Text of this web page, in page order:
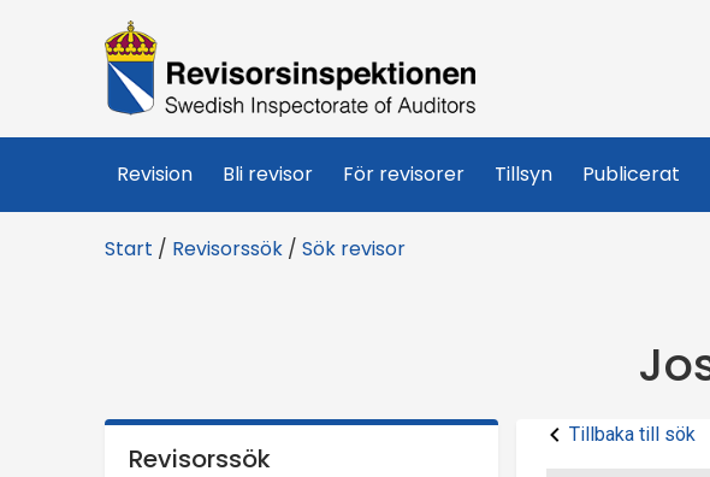
R
e
v
i
r
Revision Bli revisor För revisorer Tillsyn Publicerat
Start / Revisorssök / Sök revisor
Tillbaka till sök
Revisorssök